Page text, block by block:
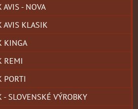
AVIS - NOVA
AVIS KLASIK
KINGA
REMI
PORTI
SLOVENSKÉ VÝROBKY